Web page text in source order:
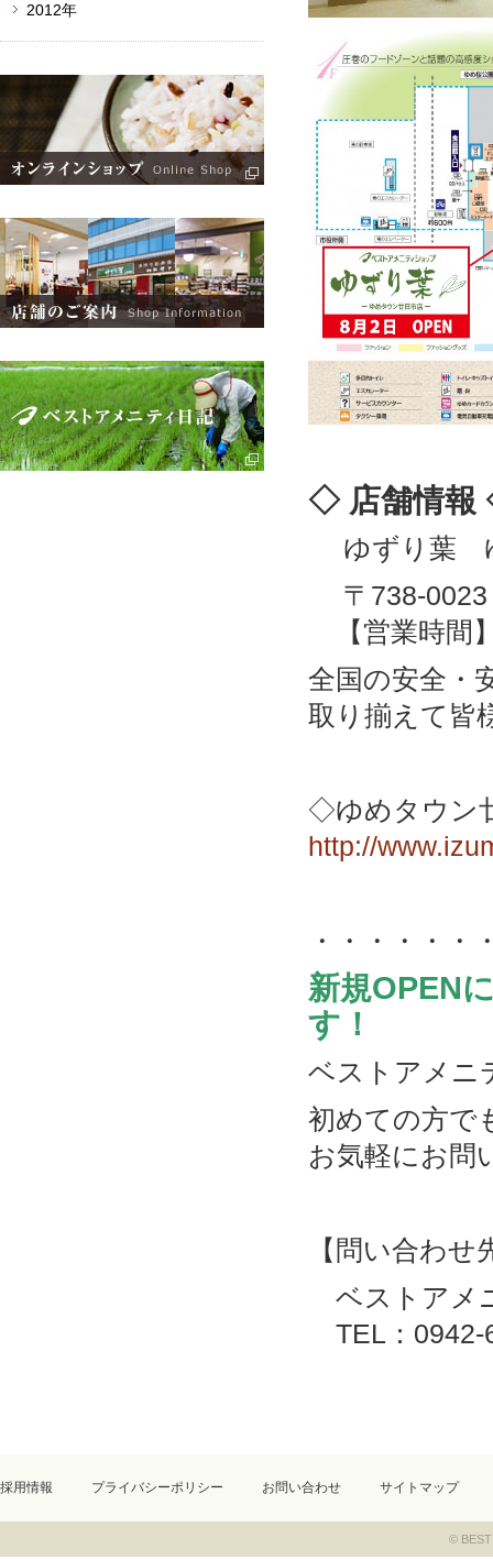
◇ 店舗情
ゆずり葉
〒738-0023
【営業時間
全国の安全・
取り揃えて皆
◇ゆめタウン
http://
・・・・・・
新規OPEN
す！
ベストアメニ
初めての方で
お気軽にお問
【問い合わせ
ベストアメ
TEL：0942-
2012年
採用情報 プライバシーポリシー お問い合わせ サイトマップ
© BEST